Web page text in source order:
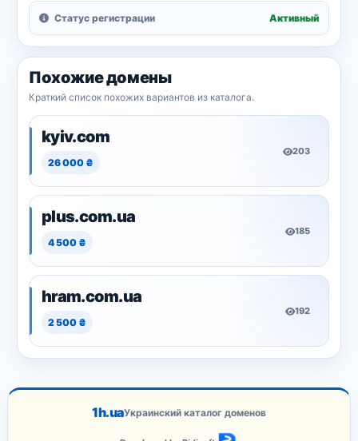
Статус регистрации Активный
Похожие домены
Краткий список похожих вариантов из каталога.
kyiv.com
26 000 ₴
203
plus.com.ua
4 500 ₴
185
hram.com.ua
2 500 ₴
192
1h.uaУкраинский каталог доменов